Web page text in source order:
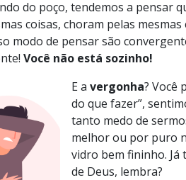
do poço, tendemos a pensar
coisas, choram pelas
modo de pensar são
Você não está sozinho!
E a vergonha? Você
do que fazer”,
tanto medo de
melhor ou por puro
vidro bem fininho. Já
de Deus, lembra?